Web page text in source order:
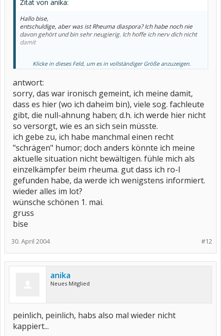
Zitat von anika:
Hallo bise,
entschuldige, aber was ist Rheuma diaspora? Ich habe noch nie
davon gehört und bin sehr neugierig. Ich hoffe ich nerv dich nicht
damit
liebe Grüsse
Klicke in dieses Feld, um es in vollständiger Größe anzuzeigen.
antwort:
sorry, das war ironisch gemeint, ich meine damit,
dass es hier (wo ich daheim bin), viele sog. fachleute
gibt, die null-ahnung haben; d.h. ich werde hier nicht
so versorgt, wie es an sich sein müsste.
ich gebe zu, ich habe manchmal einen recht
"schrägen" humor; doch anders könnte ich meine
aktuelle situation nicht bewältigen. fühle mich als
einzelkämpfer beim rheuma. gut dass ich ro-l
gefunden habe, da werde ich wenigstens informiert.
wieder alles im lot?
wünsche schönen 1. mai.
gruss
bise
#12
30. April 2004
anika
Neues Mitglied
peinlich, peinlich, habs also mal wieder nicht
kappiert...